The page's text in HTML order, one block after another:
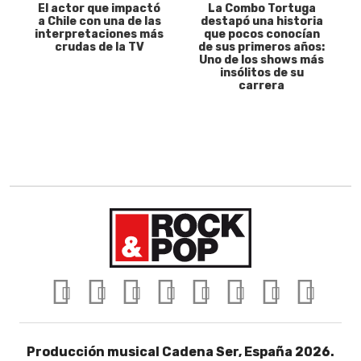
El actor que impactó
a Chile con una de las
interpretaciones más
crudas de la TV
La Combo Tortuga
destapó una historia
que pocos conocían
de sus primeros años:
Uno de los shows más
insólitos de su
carrera
Producción musical Cadena Ser, España 2026.